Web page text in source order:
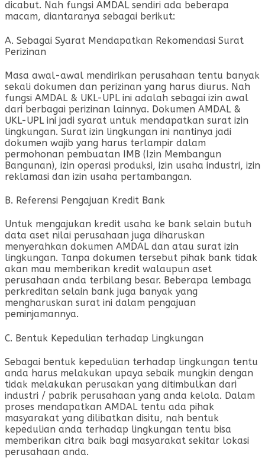
dicabut. Nah fungsi AMDAL sendiri ada beberapa
macam, diantaranya sebagai berikut:
A. Sebagai Syarat Mendapatkan Rekomendasi Surat
Perizinan
Masa awal-awal mendirikan perusahaan tentu banyak
sekali dokumen dan perizinan yang harus diurus. Nah
fungsi AMDAL & UKL-UPL ini adalah sebagai izin awal
dari berbagai perizinan lainnya. Dokumen AMDAL &
UKL-UPL ini jadi syarat untuk mendapatkan surat izin
lingkungan. Surat izin lingkungan ini nantinya jadi
dokumen wajib yang harus terlampir dalam
permohonan pembuatan IMB (Izin Membangun
Bangunan), izin operasi produksi, izin usaha industri, izin
reklamasi dan izin usaha pertambangan.
B. Referensi Pengajuan Kredit Bank
Untuk mengajukan kredit usaha ke bank selain butuh
data aset nilai perusahaan juga diharuskan
menyerahkan dokumen AMDAL dan atau surat izin
lingkungan. Tanpa dokumen tersebut pihak bank tidak
akan mau memberikan kredit walaupun aset
perusahaan anda terbilang besar. Beberapa lembaga
perkreditan selain bank juga banyak yang
mengharuskan surat ini dalam pengajuan
peminjamannya.
C. Bentuk Kepedulian terhadap Lingkungan
Sebagai bentuk kepedulian terhadap lingkungan tentu
anda harus melakukan upaya sebaik mungkin dengan
tidak melakukan perusakan yang ditimbulkan dari
industri / pabrik perusahaan yang anda kelola. Dalam
proses mendapatkan AMDAL tentu ada pihak
masyarakat yang dilibatkan disitu, nah bentuk
kepedulian anda terhadap lingkungan tentu bisa
memberikan citra baik bagi masyarakat sekitar lokasi
perusahaan anda.